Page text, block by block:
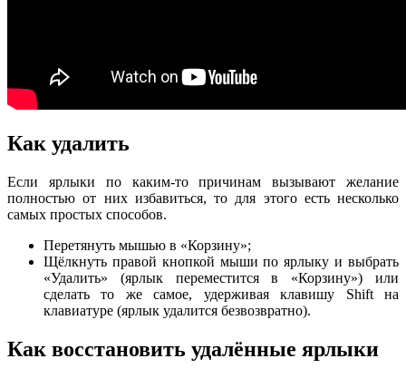
Как удалить
Если ярлыки по каким-то причинам вызывают желание
полностью от них избавиться, то для этого есть несколько
самых простых способов.
Перетянуть мышью в «Корзину»;
Щёлкнуть правой кнопкой мыши по ярлыку и выбрать
«Удалить» (ярлык переместится в «Корзину») или
сделать то же самое, удерживая клавишу Shift на
клавиатуре (ярлык удалится безвозвратно).
Как восстановить удалённые ярлыки